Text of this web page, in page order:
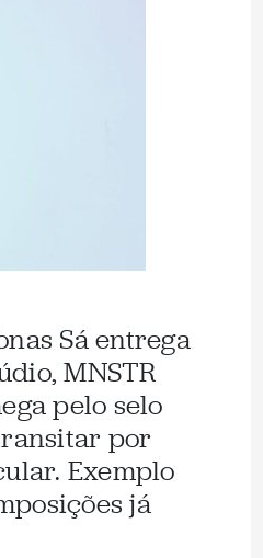
Sá entrega
MNSTR
pelo selo
por
Exemplo
já